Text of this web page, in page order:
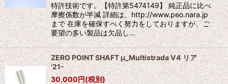
特許技術です。【特許第5474149】 純正品に比べ
摩擦係数が半減 詳細は、http://www.peo.nara.jp
まで 在庫を確保すべく努力をしておりますが、ご
要望の多い製品は欠品し…
ZERO POINT SHAFT μ_Multistrada V4 リア
'21-
30,000円(税別)